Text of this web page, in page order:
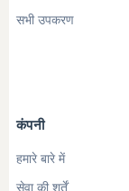
सभी उपकरण
कंपनी
हमारे बारे में
सेवा की शर्तें